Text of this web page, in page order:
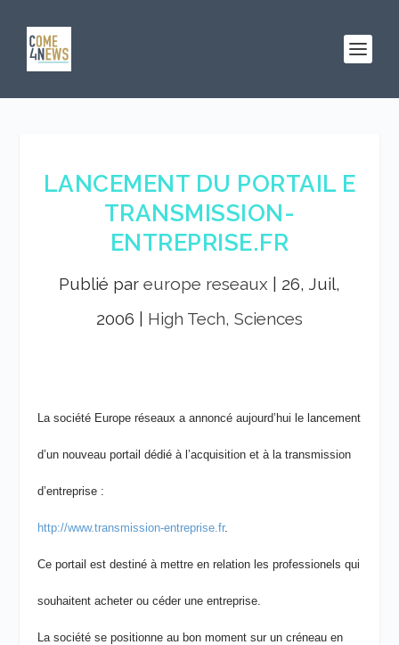
LANCEMENT DU PORTAIL E
TRANSMISSION-
ENTREPRISE.FR
Publié par europe reseaux
26, Juil,
2006
High Tech, Sciences
La société Europe réseaux a annoncé aujourd’hui le lancement
d’un nouveau portail dédié à l’acquisition et à la transmission
d’entreprise :
http://www.transmission-entreprise.fr.
Ce portail est destiné à mettre en relation les professionels qui
souhaitent acheter ou céder une entreprise.
La société se positionne au bon moment sur un créneau en